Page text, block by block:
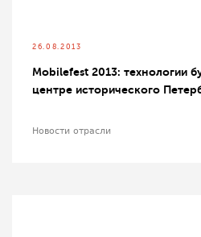
26.08.2013
Mobilefest 2013: технологии
центре исторического
Новости отрасли